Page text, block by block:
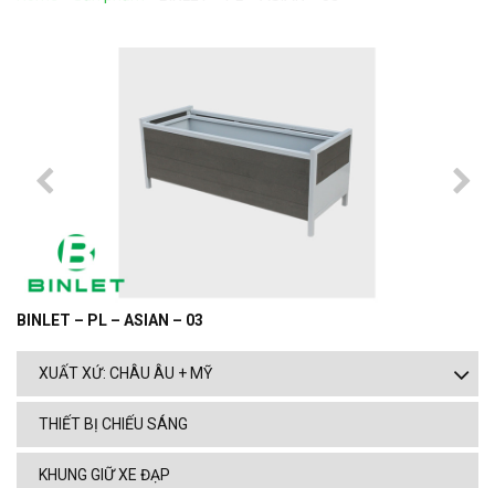
BINLET – PL – ASIAN – 03
XUẤT XỨ: CHÂU ÂU + MỸ
THIẾT BỊ CHIẾU SÁNG
KHUNG GIỮ XE ĐẠP